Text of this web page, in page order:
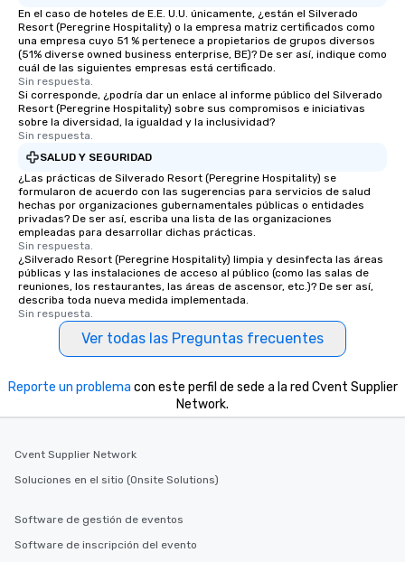
En el caso de hoteles de E.E. U.U. únicamente, ¿están el Silverado
Resort (Peregrine Hospitality) o la empresa matriz certificados como
una empresa cuyo 51 % pertenece a propietarios de grupos diversos
(51% diverse owned business enterprise, BE)? De ser así, indique como
cuál de las siguientes empresas está certificado.
Sin respuesta.
Si corresponde, ¿podría dar un enlace al informe público del Silverado
Resort (Peregrine Hospitality) sobre sus compromisos e iniciativas
sobre la diversidad, la igualdad y la inclusividad?
Sin respuesta.
SALUD Y SEGURIDAD
¿Las prácticas de Silverado Resort (Peregrine Hospitality) se
formularon de acuerdo con las sugerencias para servicios de salud
hechas por organizaciones gubernamentales públicas o entidades
privadas? De ser así, escriba una lista de las organizaciones
empleadas para desarrollar dichas prácticas.
Sin respuesta.
¿Silverado Resort (Peregrine Hospitality) limpia y desinfecta las áreas
públicas y las instalaciones de acceso al público (como las salas de
reuniones, los restaurantes, las áreas de ascensor, etc.)? De ser así,
describa toda nueva medida implementada.
Sin respuesta.
Ver todas las Preguntas frecuentes
Reporte un problema con este perfil de sede a la red Cvent Supplier
Network.
Cvent Supplier Network
Soluciones en el sitio (Onsite Solutions)
Software de gestión de eventos
Software de inscripción del evento